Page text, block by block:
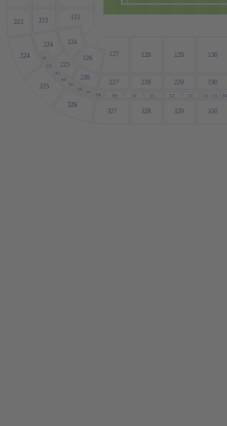
127
126 128 129 130
123
124
227
226
228 229 230
223
225
224
327
326
328
329 330
323
325
324
01
02
04
05
06
07 08 09 10 1 1 12 13 14 15 16